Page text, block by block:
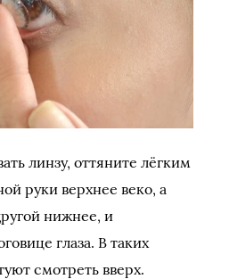
линзу, оттяните лёгким
руки верхнее веко, а
нижнее, и
глаза. В таких
смотреть вверх.